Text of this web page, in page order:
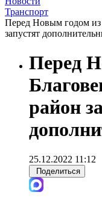
Транспорт
Перед Новым годом из
запустят
Перед
район
25.12.2022 11:12
Поделиться